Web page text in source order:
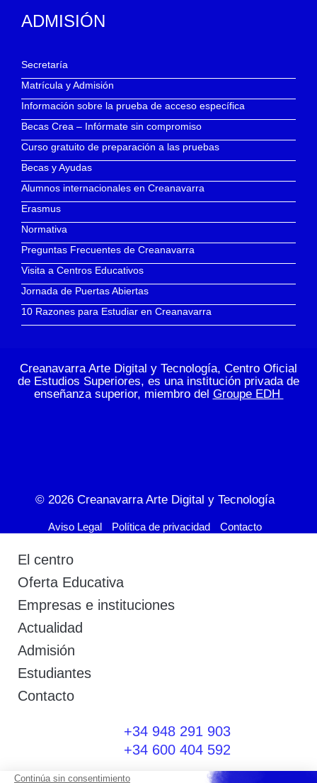
ADMISIÓN
Secretaría
Matrícula y Admisión
Información sobre la prueba de acceso específica
Becas Crea – Infórmate sin compromiso
Curso gratuito de preparación a las pruebas
Becas y Ayudas
Alumnos internacionales en Creanavarra
Erasmus
Normativa
Preguntas Frecuentes de Creanavarra
Visita a Centros Educativos
Jornada de Puertas Abiertas
10 Razones para Estudiar en Creanavarra
Creanavarra Arte Digital y Tecnología, Centro Oficial
de Estudios Superiores, es una institución privada de
enseñanza superior, miembro del Groupe EDH
© 2026 Creanavarra Arte Digital y Tecnología
Aviso Legal Política de privacidad Contacto
El centro
Oferta Educativa
Empresas e instituciones
Actualidad
Admisión
Estudiantes
Contacto
+34 948 291 903
+34 600 404 592